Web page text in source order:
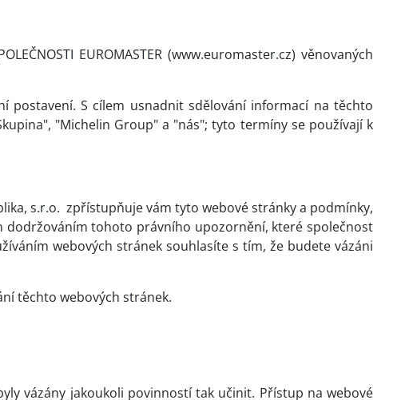
EUROMASTER (www.euromaster.cz) věnovaných
postavení. S cílem usnadnit sdělování informací na těchto
"Michelin Group" a "nás"; tyto termíny se používají k
s.r.o. zpřístupňuje vám tyto webové stránky a podmínky,
dodržováním tohoto právního upozornění, které společnost
webových stránek souhlasíte s tím, že budete vázáni
těchto webových stránek.
vázány jakoukoli povinností tak učinit. Přístup na webové